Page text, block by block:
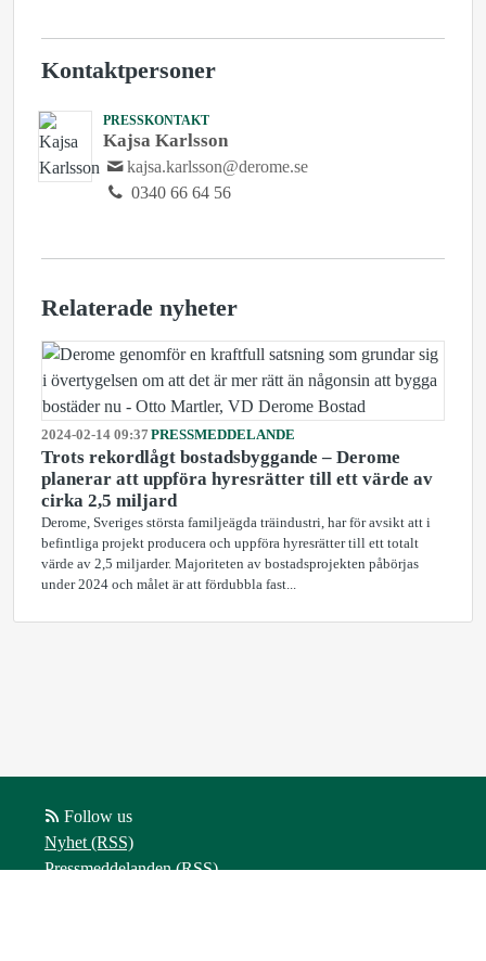
Kontaktpersoner
PRESSKONTAKT
Kajsa Karlsson
kajsa.karlsson@derome.se
0340 66 64 56
Relaterade nyheter
2024-02-14 09:37 PRESSMEDDELANDE
Trots rekordlågt bostadsbyggande – Derome
planerar att uppföra hyresrätter till ett värde av
cirka 2,5 miljard
Derome, Sveriges största familjeägda träindustri, har för avsikt att i
befintliga projekt producera och uppföra hyresrätter till ett totalt
värde av 2,5 miljarder. Majoriteten av bostadsprojekten påbörjas
under 2024 och målet är att fördubbla fast...
Follow us
Nyhet (RSS)
Pressmeddelanden (RSS)